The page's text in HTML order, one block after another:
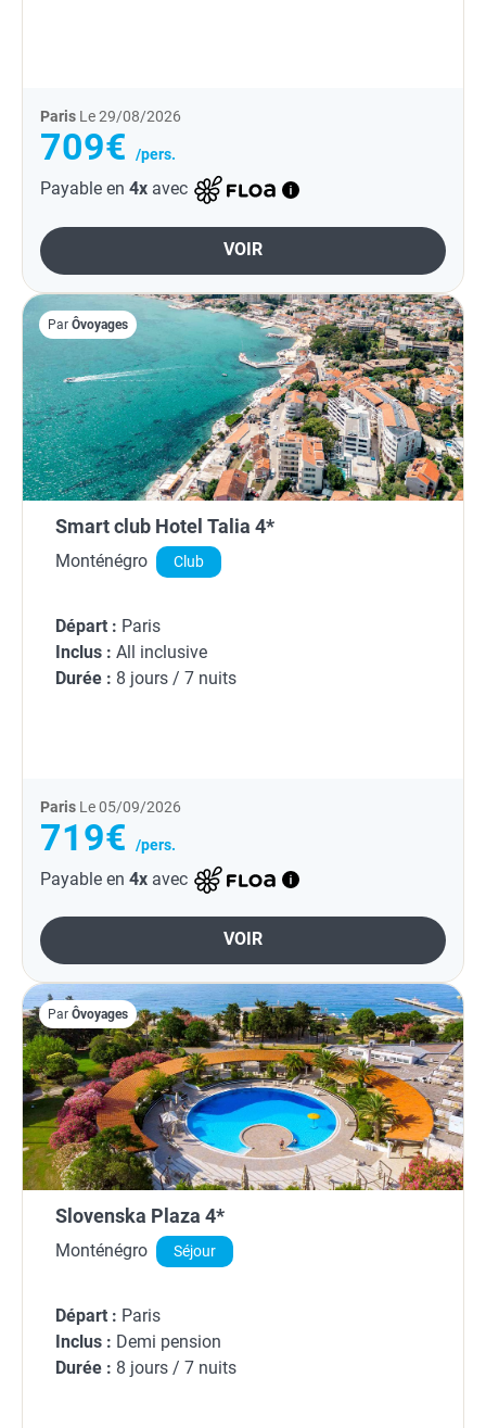
Paris Le 29/08/2026
709€ /pers.
Payable en 4x avec
VOIR
Par Ôvoyages
Smart club Hotel Talia 4*
Monténégro Club
Départ : Paris
Inclus : All inclusive
Durée : 8 jours / 7 nuits
Paris Le 05/09/2026
719€ /pers.
Payable en 4x avec
VOIR
Par Ôvoyages
Slovenska Plaza 4*
Monténégro Séjour
Départ : Paris
Inclus : Demi pension
Durée : 8 jours / 7 nuits